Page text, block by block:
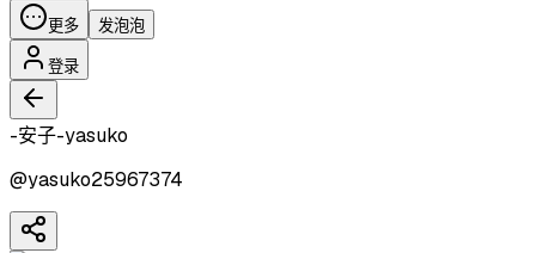
更多 发泡泡
登录
-安子-yasuko
@yasuko25967374